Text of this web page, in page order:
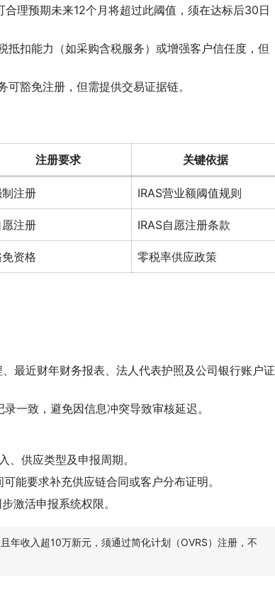
合理预期未来12个月将超过此阈值，须在达标后30日
抵扣能力（如采购含税服务）或增强客户信任度，但
可豁免注册，但需提供交易证据链。
注册要求 关键依据
注册 IRAS营业额阈值规则
愿注册 IRAS自愿注册条款
资格 零税率供应政策
最近财年财务报表、法人代表护照及公司银行账户证
一致，避免因信息冲突导致审核延迟。
、供应类型及申报周期。
能要求补充供应链合同或客户分布证明。
激活申报系统权限。
年收入超10万新元，须通过简化计划（OVRS）注册，不